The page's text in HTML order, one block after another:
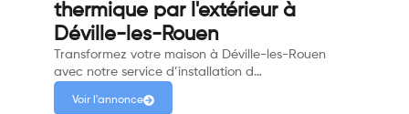
thermique par l'extérieur à
Déville-les-Rouen
Transformez votre maison à Déville-les-Rouen
avec notre service d’installation d…
Voir l'annonce